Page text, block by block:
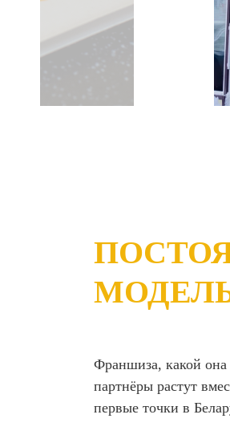
Франшиза, какой
партнёры растут
первые точки в